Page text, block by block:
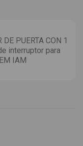
PUERTA CON 1
interruptor para
IAM